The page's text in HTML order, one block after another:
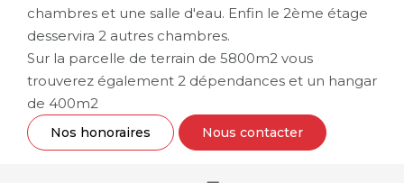
chambres et une salle d'eau. Enfin le 2ème étage
desservira 2 autres chambres.
Sur la parcelle de terrain de 5800m2 vous
trouverez également 2 dépendances et un hangar
de 400m2
Nos honoraires Nous contacter